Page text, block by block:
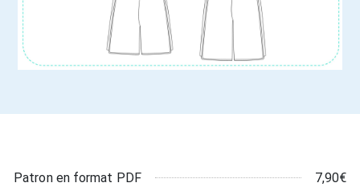
Patron en format PDF 7,90€